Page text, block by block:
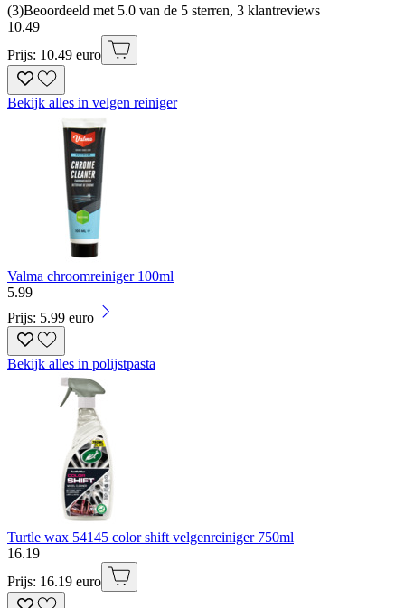
(3)Beoordeeld met 5.0 van de 5 sterren, 3 klantreviews
10.49
Prijs: 10.49 euro
Bekijk alles in velgen reiniger
Valma chroomreiniger 100ml
5.99
Prijs: 5.99 euro
Bekijk alles in polijstpasta
Turtle wax 54145 color shift velgenreiniger 750ml
16.19
Prijs: 16.19 euro